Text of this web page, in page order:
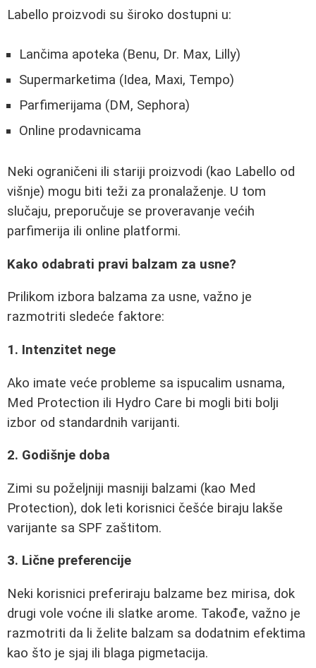
Labello proizvodi su široko dostupni u:
Lančima apoteka (Benu, Dr. Max, Lilly)
Supermarketima (Idea, Maxi, Tempo)
Parfimerijama (DM, Sephora)
Online prodavnicama
Neki ograničeni ili stariji proizvodi (kao Labello od
višnje) mogu biti teži za pronalaženje. U tom
slučaju, preporučuje se proveravanje većih
parfimerija ili online platformi.
Kako odabrati pravi balzam za usne?
Prilikom izbora balzama za usne, važno je
razmotriti sledeće faktore:
1. Intenzitet nege
Ako imate veće probleme sa ispucalim usnama,
Med Protection ili Hydro Care bi mogli biti bolji
izbor od standardnih varijanti.
2. Godišnje doba
Zimi su poželjniji masniji balzami (kao Med
Protection), dok leti korisnici češće biraju lakše
varijante sa SPF zaštitom.
3. Lične preferencije
Neki korisnici preferiraju balzame bez mirisa, dok
drugi vole voćne ili slatke arome. Takođe, važno je
razmotriti da li želite balzam sa dodatnim efektima
kao što je sjaj ili blaga pigmetacija.